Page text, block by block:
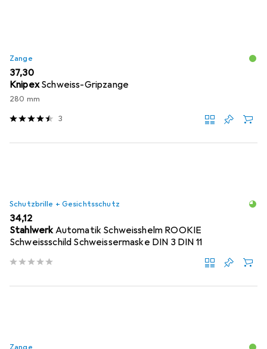
Zange
EUR
37,30
Knipex Schweiss-Gripzange
280 mm
3
Schutzbrille + Gesichtsschutz
EUR
34,12
StahlwerkAutomatik Schweisshelm ROOKIE
Schweissschild Schweissermaske DIN 3 DIN 11